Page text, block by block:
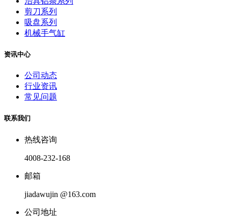
剪刀系列
吸盘系列
机械手气缸
资讯中心
公司动态
行业资讯
常见问题
联系我们
热线咨询
4008-232-168
邮箱
jiadawujin @163.com
公司地址